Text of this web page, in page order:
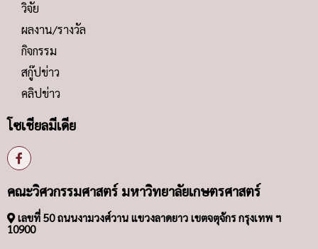
วิจัย
ผลงาน/รางวัล
กิจกรรม
สกู๊ปข่าว
คลิปข่าว
โซเชียลมีเดีย
คณะวิศวกรรมศาสตร์ มหาวิทยาลัยเกษตรศาสตร์
เลขที่ 50 ถนนงามวงศ์วาน แขวงลาดยาว เขตจตุจักร กรุงเทพ ฯ
10900